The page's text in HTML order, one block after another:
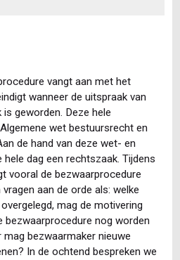
vangt aan met het
wanneer de uitspraak van
geworden. Deze hele
wet bestuursrecht en
de hand van deze wet- en
hele dag een rechtszaak. Tijdens
vooral de bezwaarprocedure
aan de orde als: welke
mag de motivering
bezwaarprocedure nog worden
bezwaarmaker nieuwe
In de ochtend bespreken we